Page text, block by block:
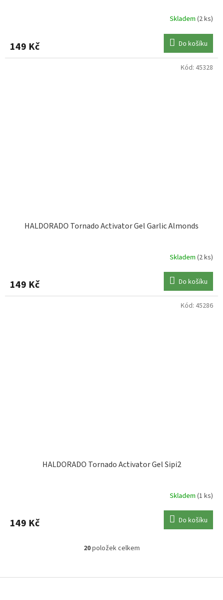
Skladem (2 ks)
149 Kč Do košíku
HALDORADO Tornado Activator Gel Garlic Almonds
Skladem (2 ks)
149 Kč Do košíku
Kód: 45328
HALDORADO Tornado Activator Gel Sipi2
Skladem (1 ks)
149 Kč Do košíku
Kód: 45286
O
á
20položek celkem